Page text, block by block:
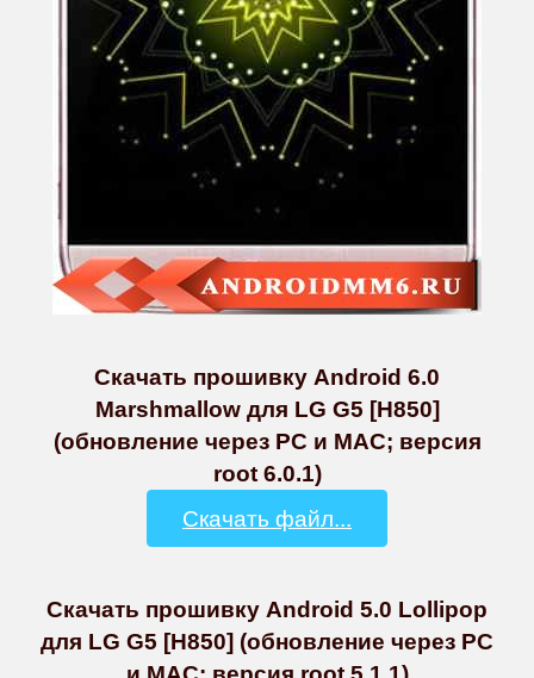
Скачать прошивку Android 6.0
Marshmallow для LG G5 [H850]
(обновление через PC и MAC; версия
root 6.0.1)
Скачать файл...
Скачать прошивку Android 5.0 Lollipop
для LG G5 [H850] (обновление через PC